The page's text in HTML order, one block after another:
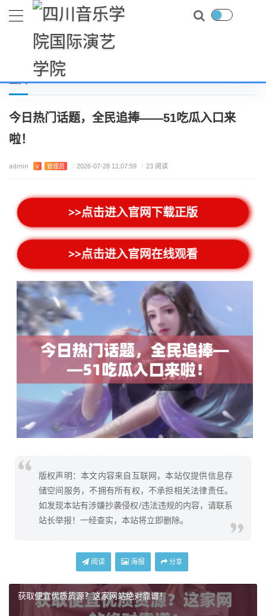
当前位置： 首页 上市新游
正文
今日热门话题，全民追捧——51吃瓜入口来
啦！
admin V 管理员 / 2026-07-28 11:07:59 / 23 阅读
>>点击进入官网下载正版
>>点击进入官网在线观看
版权声明：本文内容来自互联网，本站仅提供信息存
储空间服务，不拥有所有权，不承担相关法律责任。
如发现本站有涉嫌抄袭侵权/违法违规的内容，请联系
站长举报！一经查实，本站将立即删除。
阅读 海报 分享
获取便宜优质货源？这家网站绝对靠谱！